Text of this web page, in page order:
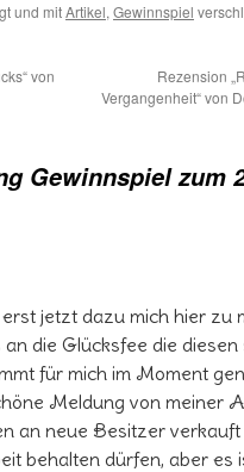
und mitArtikel, Gewinnspiel
von
Rezension
Vergangenheit“ von
Gewinnspiel zum
jetzt dazu mich hier zu
die Glücksfee die
für mich im Moment
Meldung von meiner
an neue Besitzer verkauft
behalten dürfen, aber es